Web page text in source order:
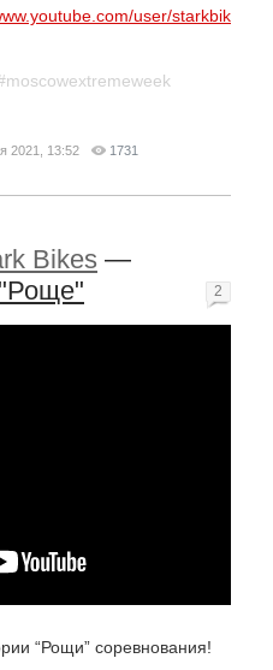
user/starkbik
2021, 13:52 1731
Bikes —
“Рощи” соревнования!
2